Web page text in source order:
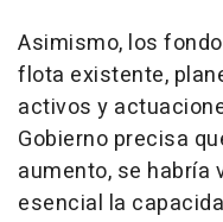
Asimismo, los
flota existente,
activos y
Gobierno precisa
aumento, se habría
esencial la